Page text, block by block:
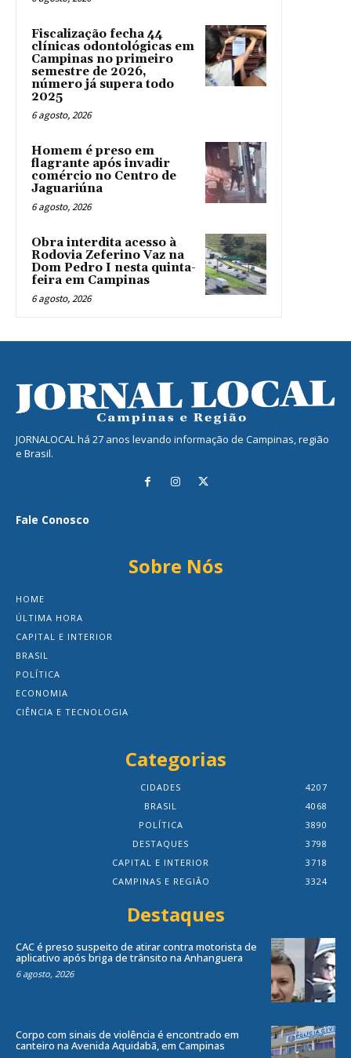
Fiscalização fecha 44
clínicas odontológicas em
Campinas no primeiro
semestre de 2026,
número já supera todo
2025
6 agosto, 2026
Homem é preso em
flagrante após invadir
comércio no Centro de
Jaguariúna
6 agosto, 2026
Obra interdita acesso à
Rodovia Zeferino Vaz na
Dom Pedro I nesta quinta-
feira em Campinas
6 agosto, 2026
JORNALOCAL há 27 anos levando informação de Campinas, região
e Brasil.
Fale Conosco
Sobre Nós
HOME
ÚLTIMA HORA
CAPITAL E INTERIOR
BRASIL
POLÍTICA
ECONOMIA
CIÊNCIA E TECNOLOGIA
Categorias
CIDADES
4207
BRASIL
4068
POLÍTICA
3890
DESTAQUES
3798
CAPITAL E INTERIOR
3718
CAMPINAS E REGIÃO
3324
Destaques
CAC é preso suspeito de atirar contra motorista de
aplicativo após briga de trânsito na Anhanguera
6 agosto, 2026
Corpo com sinais de violência é encontrado em
canteiro na Avenida Aquidabã, em Campinas